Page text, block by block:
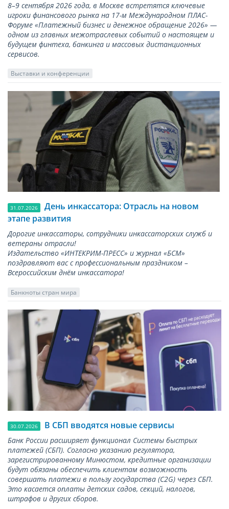
8–9 сентября 2026 года, в Москве встретятся ключевые
игроки финансового рынка на 17-м Международном ПЛАС-
Форуме «Платежный бизнес и денежное обращение 2026» —
одном из главных межотраслевых событий о настоящем и
будущем финтеха, банкинга и массовых дистанционных
сервисов.
Выставки и конференции
31.07.2026
День инкассатора: Отрасль на новом
этапе развития
Дорогие инкассаторы, сотрудники инкассаторских служб и
ветераны отрасли!
Издательство «ИНТЕКРИМ-ПРЕСС» и журнал «БСМ»
поздравляют вас с профессиональным праздником –
Всероссийским днём инкассатора!
Банкноты стран мира
30.07.2026 В СБП вводятся новые сервисы
Банк России расширяет функционал Системы быстрых
платежей (СБП). Согласно указанию регулятора,
зарегистрированному Минюстом, кредитные организации
будут обязаны обеспечить клиентам возможность
совершать платежи в пользу государства (С2G) через СБП.
Это касается оплаты детских садов, секций, налогов,
штрафов и других сборов.